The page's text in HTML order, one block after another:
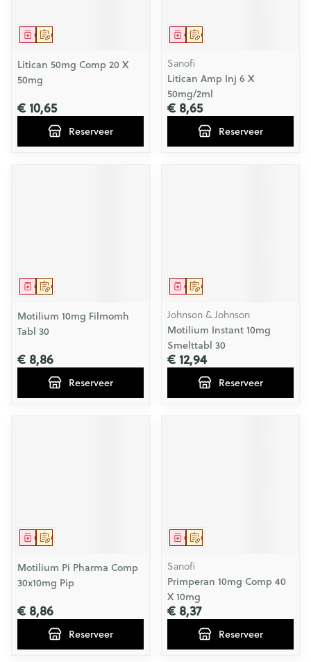
Op voorschrift
Geneesmiddel
Litican 50mg Comp 20 X
50mg
€ 10,65
Reserveer
Op voorschrift
Geneesmiddel
Sanofi
Litican Amp Inj 6 X
50mg/2ml
€ 8,65
Reserveer
Op voorschrift
Geneesmiddel
Motilium 10mg Filmomh
Tabl 30
€ 8,86
Reserveer
Op voorschrift
Geneesmiddel
Johnson & Johnson
Motilium Instant 10mg
Smelttabl 30
€ 12,94
Reserveer
Op voorschrift
Geneesmiddel
Motilium Pi Pharma Comp
30x10mg Pip
€ 8,86
Reserveer
Op voorschrift
Geneesmiddel
Sanofi
Primperan 10mg Comp 40
X 10mg
€ 8,37
Reserveer